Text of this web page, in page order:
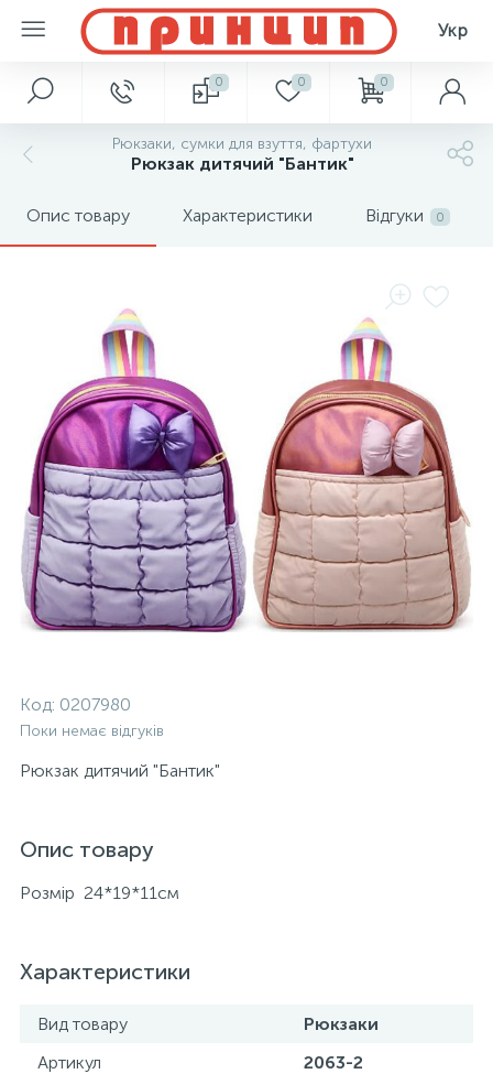
Укр
0 0 0
Рюкзаки, сумки для взуття, фартухи
Рюкзак дитячий "Бантик"
Опис товару Характеристики Відгуки 0
Код: 0207980
Поки немає відгуків
Рюкзак дитячий "Бантик"
Опис товару
Розмір 24*19*11см
Характеристики
Вид товару
Рюкзаки
Артикул
2063-2